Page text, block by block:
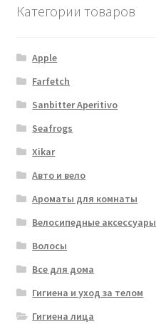
Категории товаров
Apple
Farfetch
Sanbitter Aperitivo
Seafrogs
Xikar
Авто и вело
Ароматы для комнаты
Велосипедные аксессуары
Волосы
Все для дома
Гигиена и уход за телом
Гигиена лица